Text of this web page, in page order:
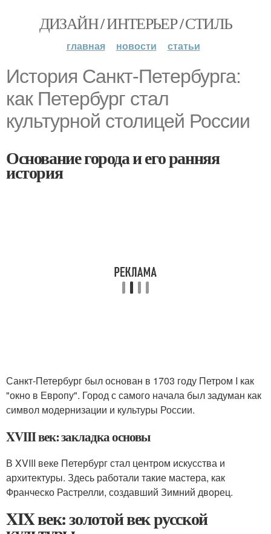
ДИЗАЙН / ИНТЕРЬЕР / СТИЛЬ
главная новости статьи
История Санкт-Петербурга:
как Петербург стал
культурной столицей России
Основание города и его ранняя
история
Санкт-Петербург был основан в 1703 году Петром I как
"окно в Европу". Город с самого начала был задуман как
символ модернизации и культуры России.
XVIII век: закладка основы
В XVIII веке Петербург стал центром искусства и
архитектуры. Здесь работали такие мастера, как
Франческо Растрелли, создавший Зимний дворец.
XIX век: золотой век русской